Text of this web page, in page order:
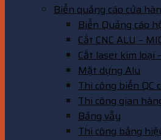
Biển quảng cáo cửa
Biển Quảng cáo
Cắt CNC ALU –
Cắt laser kim loại
Mặt dựng Alu
Thi công biển QC
Thi công gian
Bảng vẫy
Thi công bảng